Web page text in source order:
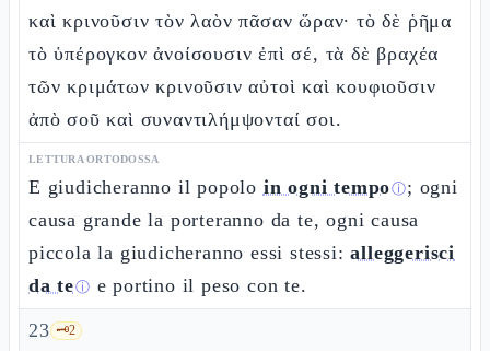
καὶ κρινοῦσιν τὸν λαὸν πᾶσαν ὥραν· τὸ δὲ ῥῆμα
τὸ ὑπέρογκον ἀνοίσουσιν ἐπὶ σέ, τὰ δὲ βραχέα
τῶν κριμάτων κρινοῦσιν αὐτοὶ καὶ κουφιοῦσιν
ἀπὸ σοῦ καὶ συναντιλήμψονταί σοι.
LETTURA ORTODOSSA
E giudicheranno il popolo in ogni tempoⓘ; ogni
causa grande la porteranno da te, ogni causa
piccola la giudicheranno essi stessi:alleggerisci
da teⓘ e portino il peso con te.
23 🗝️2